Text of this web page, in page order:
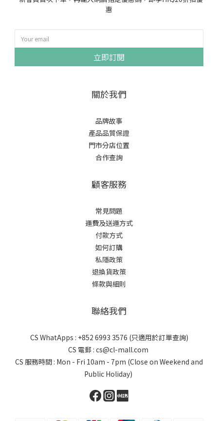
惠
立即訂閱
關於我們
品牌故事
產品品質保證
門市分店位置
合作查詢
顧客服務
常見問題
運費及送運方式
付款方式
如何訂購
私隱政策
退換貨政策
條款與細則
聯絡我們
CS WhatApps : +852 6993 3576 (只適用於訂單查詢)
CS 電郵 : cs@cl-mall.com
CS 服務時間 : Mon - Fri 10am - 7pm (Close on Weekend and
Public Holiday)